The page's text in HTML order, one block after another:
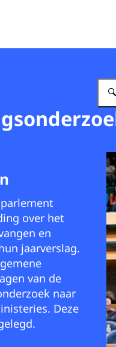
Rekenkamer
over het
en
jaarverslag.
van de
naar
Deze